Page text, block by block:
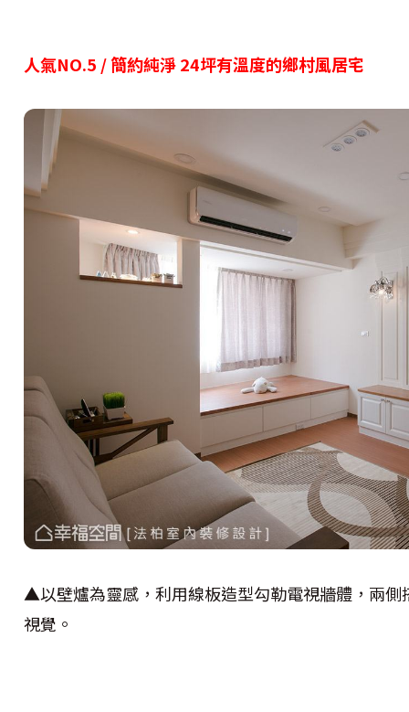
人氣NO.5 /簡約純淨 24坪有溫度的鄉村風居宅
▲以壁爐為靈感，利用線板造型勾勒電視牆體，兩
視覺。